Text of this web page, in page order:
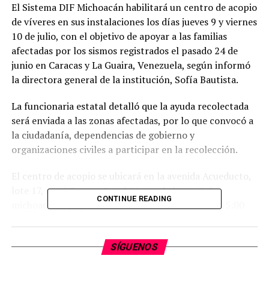
El Sistema DIF Michoacán habilitará un centro de acopio
de víveres en sus instalaciones los días jueves 9 y viernes
10 de julio, con el objetivo de apoyar a las familias
afectadas por los sismos registrados el pasado 24 de
junio en Caracas y La Guaira, Venezuela, según informó
la directora general de la institución, Sofía Bautista.
La funcionaria estatal detalló que la ayuda recolectada
será enviada a las zonas afectadas, por lo que convocó a
la ciudadanía, dependencias de gobierno y
organizaciones civiles a participar en la recolección.
El centro de acopio se ubicará en la avenida Acueducto,
lote 17, en el Bosque Cuauhtémoc de la capital
michoacana, y operará en un horario de 09:00 a 15:00
De acuerdo con la institución, se recibirán artículos de
CONTINUE READING
SÍGUENOS